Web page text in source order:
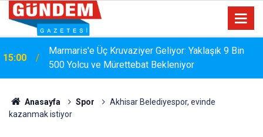
15:00
Marmaris'e Üç Kruvaziyer Geliyor: Yaklaşık 9 Bin
500 Yolcu ve Mürettebat Bekleniyor
MARMARİS'TE DERELERDE TEMİZLİK
Anasayfa Spor
Akhisar Belediyespor, evinde
kazanmak istiyor